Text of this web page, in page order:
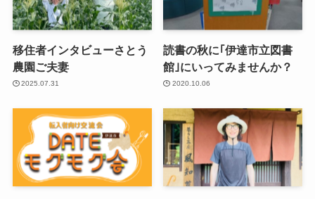
移住者インタビューさとう
農園ご夫妻
2025.07.31
読書の秋に｢伊達市立図書
館｣にいってみませんか？
2020.10.06